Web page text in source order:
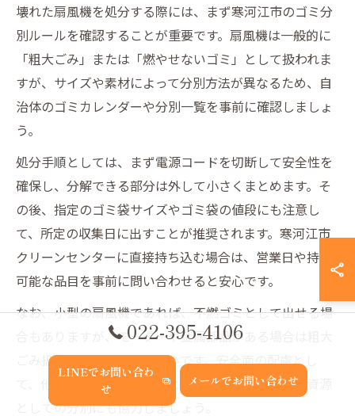
壊れた扇風機を処分する際には、まず寒河江市のゴミ分
別ルールを確認することが重要です。扇風機は一般的に
「粗大ごみ」または「燃やせないゴミ」として扱われま
すが、サイズや素材によって分別方法が異なるため、自
治体のゴミカレンダーや分別一覧を事前に確認しましょ
う。
処分手順としては、まず電源コードを切断して安全性を
確保し、分解できる部分は外して小さくまとめます。そ
の後、指定のゴミ袋サイズやゴミ袋の値段にも注意し
て、所定の収集日に出すことが推奨されます。寒河江市
クリーンセンターに直接持ち込む場合は、営業日や持込
可能な品目を事前に問い合わせると安心です。
なお、小型の扇風機であれば、不燃ゴミとして出せる場
合もありますが、モーターや金属部品がある場合は粗大
ごみ扱いとなるケースも多いです。安全面の配慮とし
て、他の家電と混載しないよう注意し、リサイクル資源
としての分別にも協力しましょう。
022-395-4106
LINEでお問い合わ
せ
メールでお問い合わせ